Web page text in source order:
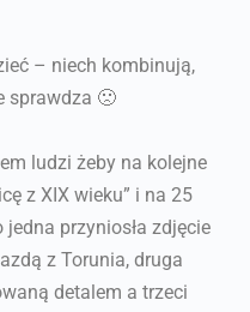
– niech kombinują,
sprawdza 🙁
ludzi żeby na kolejne
z XIX wieku” i na 25
przyniosła zdjęcie
z Torunia, druga
detalem a trzeci